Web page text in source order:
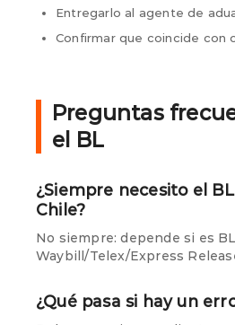
Entregarlo al agente de
Confirmar que coincide con
Preguntas
el BL
¿Siempre necesito el
Chile?
No siempre: depende si es
Waybill/Telex/Express
¿Qué pasa si hay un